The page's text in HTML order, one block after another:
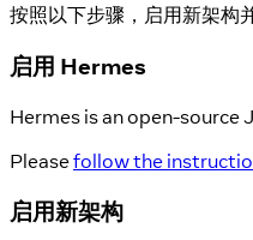
按照以下步骤，启用新架构
启用 Hermes
Hermes is an open-
Pleasefollow the
启用新架构